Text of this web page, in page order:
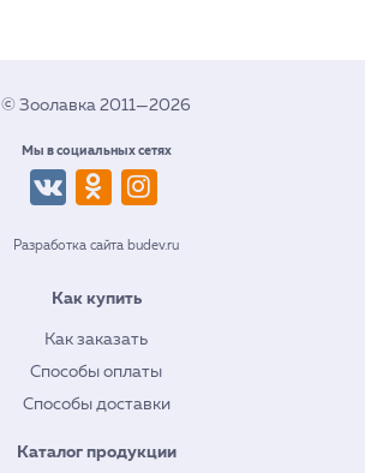
© Зоолавка 2011—2026
Мы в социальных сетях
Разработка сайта budev.ru
Как купить
Как заказать
Способы оплаты
Способы доставки
Каталог продукции